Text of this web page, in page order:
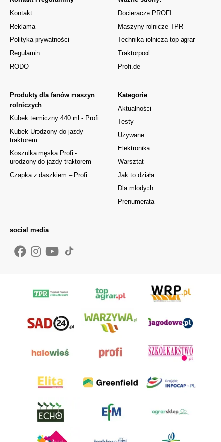
Kontakt
Reklama
Polityka prywatności
Regulamin
RODO
Kategorie
Aktualności
Testy
Używane
Elektronika
Warsztat
Jak to działa
Dla młodych
Prenumerata
Produkty dla fanów maszyn
rolniczych
Kubek termiczny 440 ml - Profi
Kubek Urodzony do jazdy
traktorem
Koszulka męska Profi -
urodzony do jazdy traktorem
Czapka z daszkiem – Profi
Docieracze PROFI
Maszyny rolnicze TPR
Technika rolnicza top agrar
Traktorpool
Profi.de
social media